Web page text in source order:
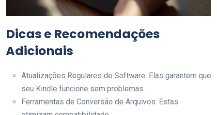
Dicas e Recomendações
Adicionais
Atualizações Regulares de Software: Elas garantem que
seu Kindle funcione sem problemas.
Ferramentas de Conversão de Arquivos: Estas